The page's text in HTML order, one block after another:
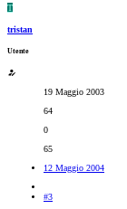
T
tristan
Utente
19 Maggio 2003
64
0
65
12 Maggio 2004
#3